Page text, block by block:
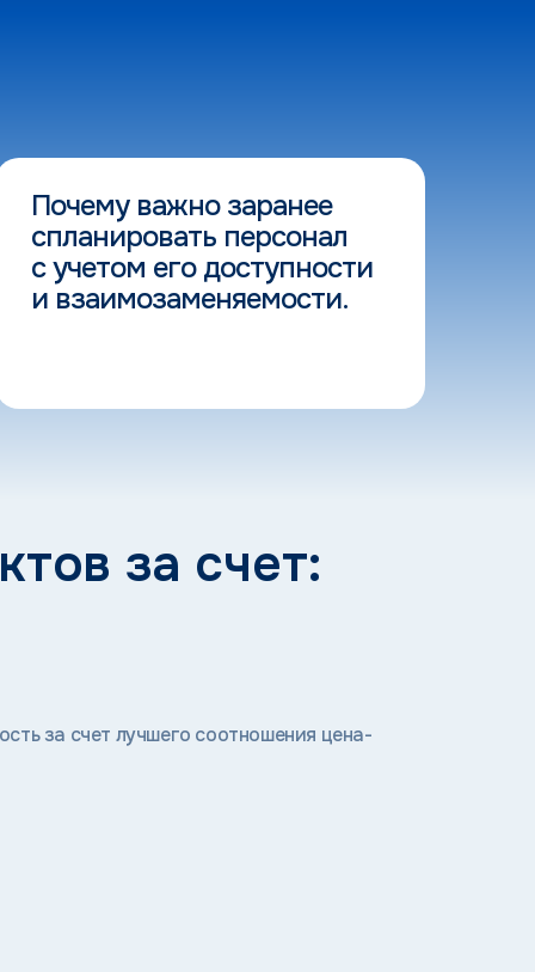
Почему важно заранее
спланировать персонал
с учетом его доступности
и взаимозаменяемости.
за счет:
за счет лучшего соотношения цена-